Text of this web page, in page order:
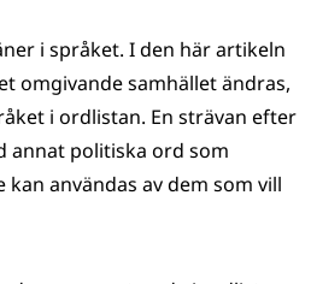
i språket. I den här artikeln
omgivande samhället ändras,
i ordlistan. En strävan efter
annat politiska ord som
kan användas av dem som vill